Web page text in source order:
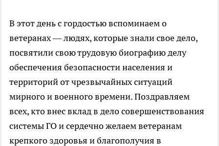
В этот день с гордостью вспоминаем о
ветеранах — людях, которые знали свое дело,
посвятили свою трудовую биографию делу
обеспечения безопасности населения и
территорий от чрезвычайных ситуаций
мирного и военного времени. Поздравляем
всех, кто внес вклад в дело совершенствования
системы ГО и сердечно желаем ветеранам
крепкого здоровья и благополучия в